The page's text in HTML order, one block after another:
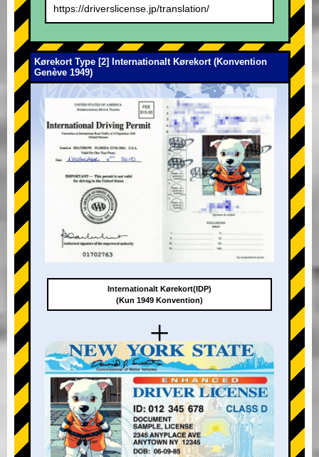
https://driverslicense.jp/translation/
Kørekort Type [2] Internationalt Kørekort (Konvention
Genève 1949)
+
Internationalt Kørekort(IDP)
(Kun 1949 Konvention)